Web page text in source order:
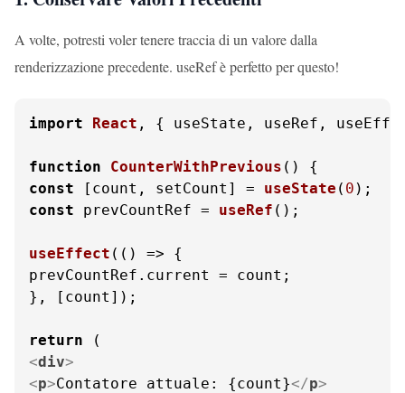
A volte, potresti voler tenere traccia di un valore dalla
renderizzazione precedente. useRef è perfetto per questo!
import React , { useState, useRef,
function CounterWithPrevious (
const [count, setCount] = useState ( 0
const prevCountRef = useRef ();
useEffect ( () => {
prevCountRef. current
= count;
}, [count]);
return
<div>
<p>Contatore attuale: {count}</p>